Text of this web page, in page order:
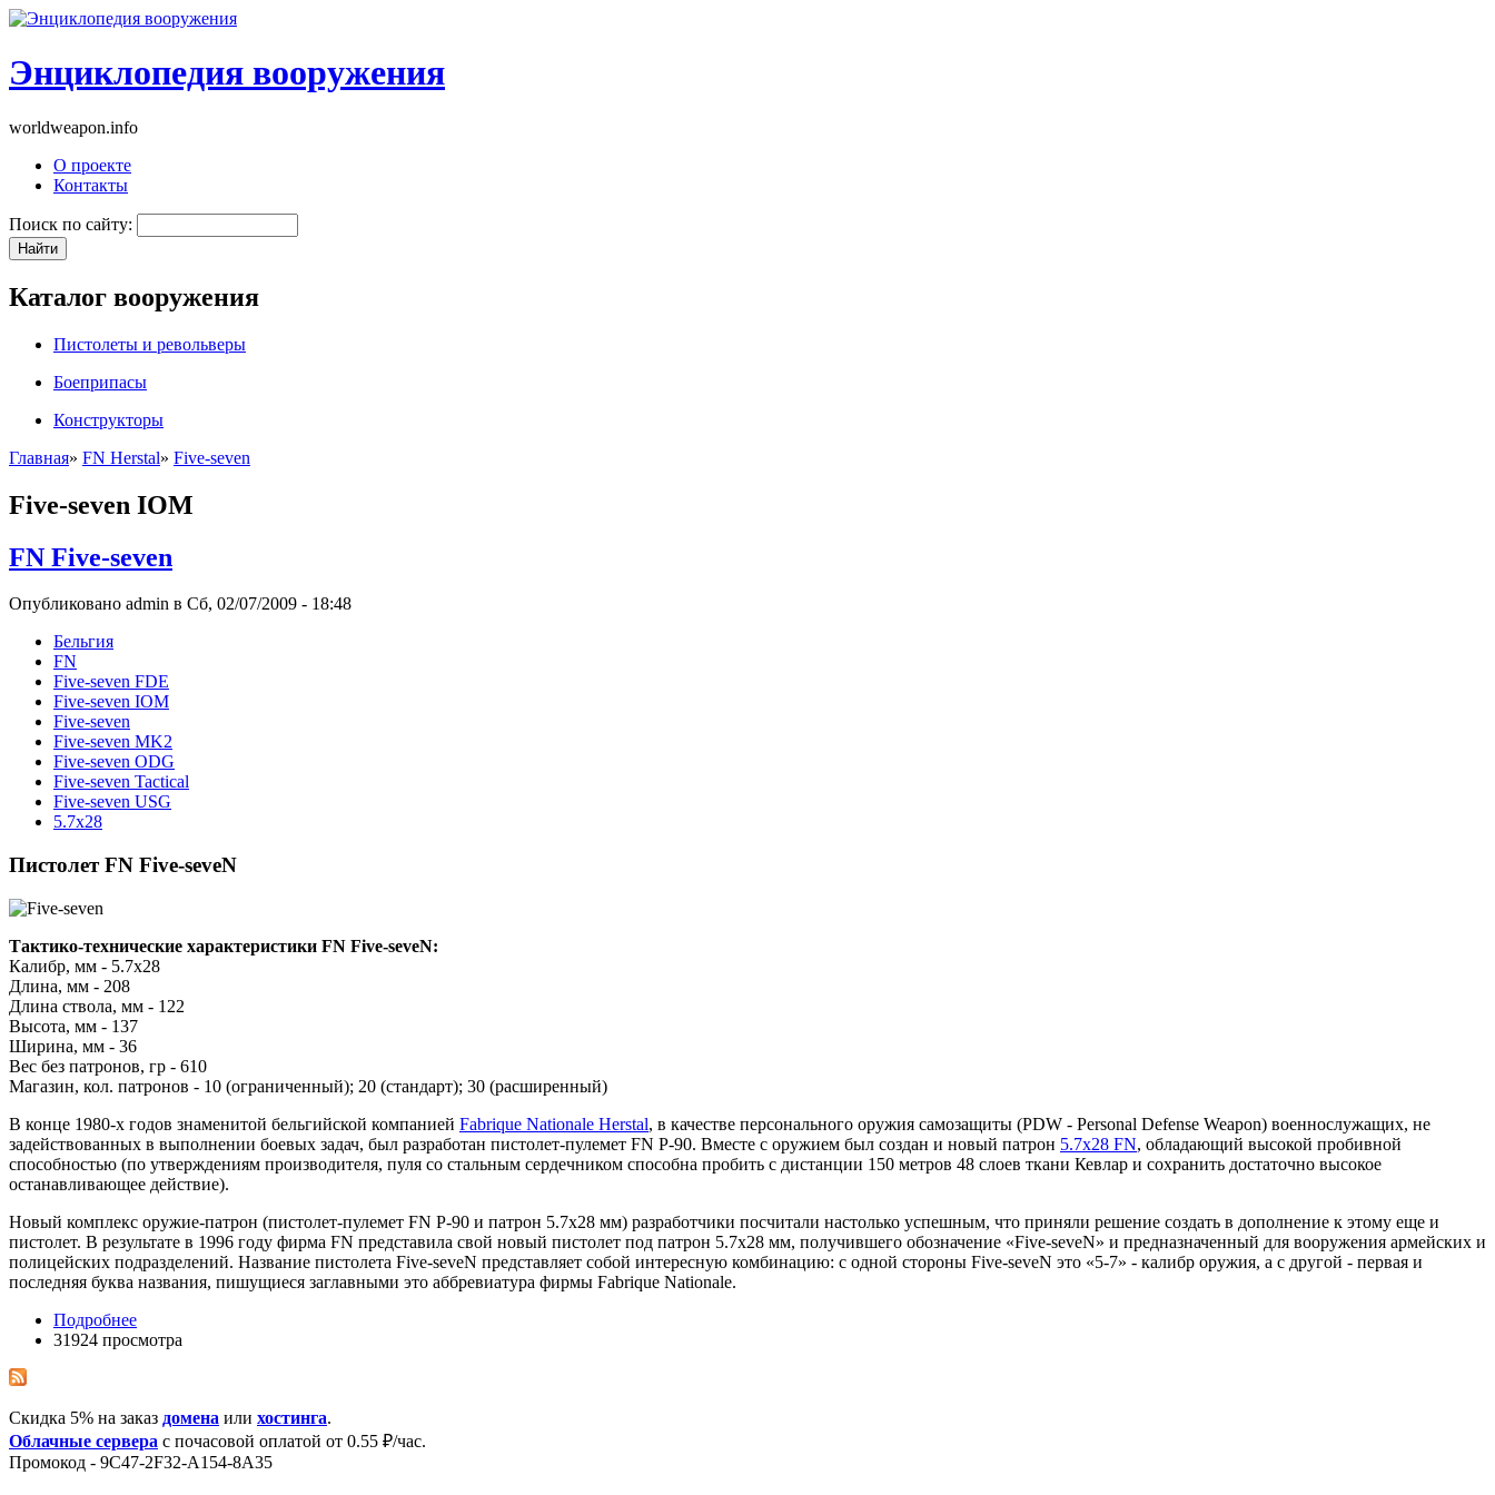
Энциклопедия вооружения
worldweapon.info
О проекте
Контакты
Поиск по сайту:
Каталог вооружения
Пистолеты и револьверы
Боеприпасы
Конструкторы
Главная» FN Herstal» Five-seven
Five-seven IOM
FN Five-seven
Опубликовано admin в Сб, 02/07/2009 - 18:48
Бельгия
FN
Five-seven FDE
Five-seven IOM
Five-seven
Five-seven MK2
Five-seven ODG
Five-seven Tactical
Five-seven USG
5.7х28
Пистолет FN Five-seveN
Тактико-технические характеристики FN Five-seveN:
Калибр, мм - 5.7х28
Длина, мм - 208
Длина ствола, мм - 122
Высота, мм - 137
Ширина, мм - 36
Вес без патронов, гр - 610
Магазин, кол. патронов - 10 (ограниченный); 20 (стандарт); 30 (расширенный)
В конце 1980-х годов знаменитой бельгийской компанией Fabrique Nationale Herstal, в качестве персонального оружия самозащиты (PDW - Personal Defense Weapon) военнослужащих, не
задействованных в выполнении боевых задач, был разработан пистолет-пулемет FN P-90. Вместе с оружием был создан и новый патрон 5.7х28 FN, обладающий высокой пробивной
способностью (по утверждениям производителя, пуля со стальным сердечником способна пробить с дистанции 150 метров 48 слоев ткани Кевлар и сохранить достаточно высокое
останавливающее действие).
Новый комплекс оружие-патрон (пистолет-пулемет FN P-90 и патрон 5.7х28 мм) разработчики посчитали настолько успешным, что приняли решение создать в дополнение к этому еще и
пистолет. В результате в 1996 году фирма FN представила свой новый пистолет под патрон 5.7х28 мм, получившего обозначение «Five-seveN» и предназначенный для вооружения армейских и
полицейских подразделений. Название пистолета Five-seveN представляет собой интересную комбинацию: с одной стороны Five-seveN это «5-7» - калибр оружия, а с другой - первая и
последняя буква названия, пишущиеся заглавными это аббревиатура фирмы Fabrique Nationale.
Подробнее
31924 просмотра
Скидка 5% на заказ домена или хостинга.
Облачные сервера с почасовой оплатой от 0.55 ₽/час.
Промокод - 9C47-2F32-A154-8A35